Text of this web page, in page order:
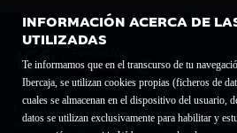
INFORMACIÓN ACERCA DE
UTILIZADAS
Te informamos que en el transcurso de tu
Ibercaja, se utilizan cookies propias (ficheros de
cuales se almacenan en el dispositivo del usuario,
datos se utilizan exclusivamente para habilitar y
Fundación Bancaria Ibercaja C.I.F. G-50000652.
Inscrita en el Registro de Fundaciones del Mº de